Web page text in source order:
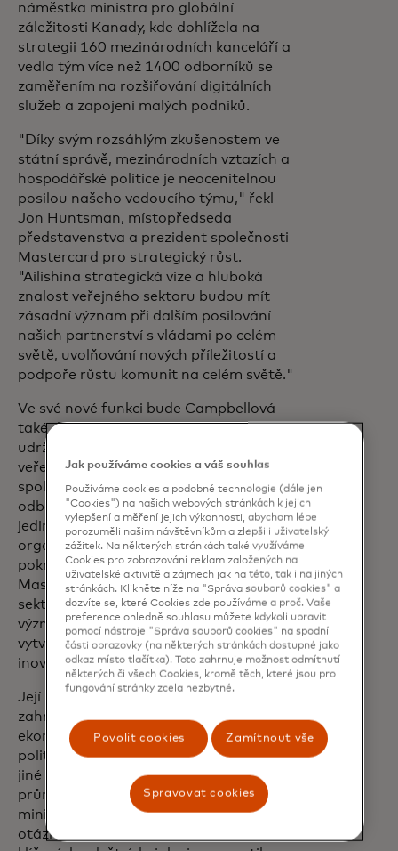
náměstka ministra pro globální
záležitosti Kanady, kde dohlížela na
strategii 160 mezinárodních kanceláří a
vedla tým více než 1400 odborníků se
zaměřením na rozšiřování digitálních
služeb a zapojení malých podniků.
"Díky svým rozsáhlým zkušenostem ve
státní správě, mezinárodních vztazích a
hospodářské politice je neocenitelnou
posilou našeho vedoucího týmu," řekl
Jon Huntsman, místopředseda
představenstva a prezident společnosti
Mastercard pro strategický růst.
"Ailishina strategická vize a hluboká
znalost veřejného sektoru budou mít
zásadní význam při dalším posilování
našich partnerství s vládami po celém
světě, uvolňování nových příležitostí a
podpoře růstu komunit na celém světě."
Ve své nové funkci bude Campbellová
také dohlížet na financování, najímání a
udržení globálně zaměřených zdrojů pro
veřejný sektor, čímž posílí závazek
společnosti Mastercard budovat silný a
odborný tým zaměřený na uspokojování
jedinečných potřeb vládních a veřejných
organizací. Toto jmenování podtrhuje
pokračující investice společnosti
Mastercard do kapacit veřejného
sektoru, neboť si uvědomuje zásadní
význam spolupráce s vládami pro
vytvoření základů budoucího růstu a
inovací v globální ekonomice.
Její rozsáhlá kariéra ve veřejné správě
zahrnuje vedoucí pozice v oblasti
ekonomické, finanční a mezinárodní
politiky v kanadské federální vládě, mimo
jiné v Úřadu tajné rady a v kanadském
průmyslu. Jako asistentka náměstka
ministra financí Kanady radila v
otázkách federálního rozpočtu v
Jak používáme cookies a váš souhlas
Používáme cookies a podobné technologie (dále jen
"Cookies") na našich webových stránkách k jejich
vylepšení a měření jejich výkonnosti, abychom lépe
porozuměli našim návštěvníkům a zlepšili uživatelský
zážitek. Na některých stránkách také využíváme
Cookies pro zobrazování reklam založených na
uživatelské aktivitě a zájmech jak na této, tak i na jiných
stránkách. Klikněte níže na "Správa souborů cookies" a
dozvíte se, které Cookies zde používáme a proč. Vaše
preference ohledně souhlasu můžete kdykoli upravit
pomocí nástroje "Správa souborů cookies" na spodní
části obrazovky (na některých stránkách dostupné jako
odkaz místo tlačítka). Toto zahrnuje možnost odmítnutí
některých či všech Cookies, kromě těch, které jsou pro
fungování stránky zcela nezbytné.
Povolit cookies Zamítnout vše
Spravovat cookies